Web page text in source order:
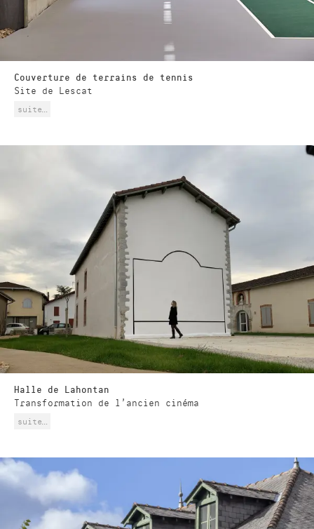
Couverture de terrains de tennis
Site de Lescat
suite…
Halle de Lahontan
Transformation de l'ancien cinéma
suite…